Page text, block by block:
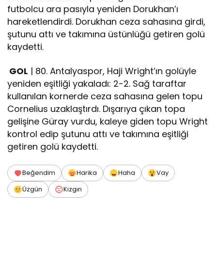
futbolcu ara pasıyla yeniden Dorukhan’ı
hareketlendirdi. Dorukhan ceza sahasına girdi,
şutunu attı ve takımına üstünlüğü getiren golü
kaydetti.
GOL | 80. Antalyaspor, Haji Wright’ın golüyle
yeniden eşitliği yakaladı: 2-2. Sağ taraftar
kullanılan kornerde ceza sahasına gelen topu
Cornelius uzaklaştırdı. Dışarıya çıkan topa
gelişine Güray vurdu, kaleye giden topu Wright
kontrol edip şutunu attı ve takımına eşitliği
getiren golü kaydetti.
Beğendim Harika Haha
Vay
Üzgün
Kızgın